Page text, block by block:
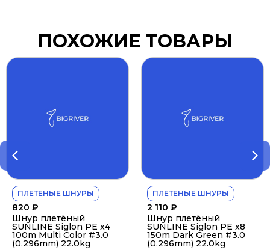
ПОХОЖИЕ ТОВАРЫ
ПЛЕТЕНЫЕ ШНУРЫ
820 ₽
Шнур плетёный
SUNLINE Siglon PE x4
100m Multi Color #3.0
(0.296mm) 22.0kg
ПЛЕТЕНЫЕ ШНУРЫ
2 110 ₽
Шнур плетёный
SUNLINE Siglon PE x8
150m Dark Green #3.0
(0.296mm) 22.0kg